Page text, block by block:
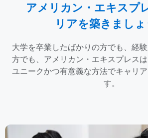
アメリカン・エキスプ
リアを築きましょ
大学を卒業したばかりの方でも、経
方でも、アメリカン・エキスプレス
ユニークかつ有意義な方法でキャリ
す。